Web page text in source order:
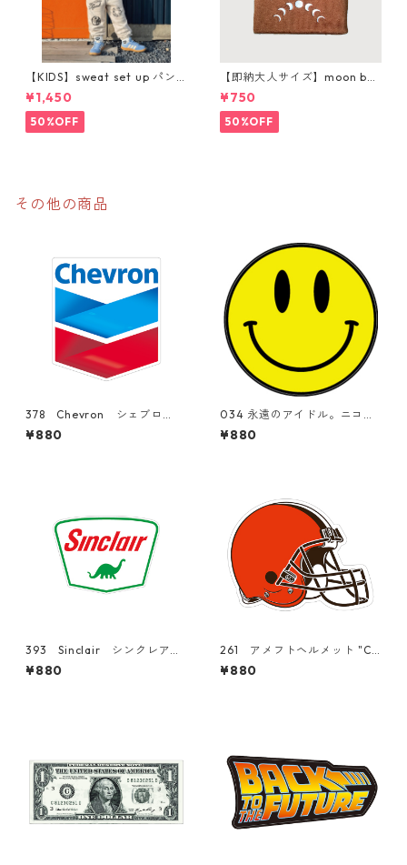
【KIDS】sweat set up パン
ツ購入ページ
¥1,450
50%OFF
【即納大人サイズ】moon bea
nie
¥750
50%OFF
その他の商品
378 Chevron シェブロ
ン "California Market Cent
er" アメリカンステッカー
¥880
034 永遠のアイドル。ニコち
ゃん。"California Market Ce
nter" アメリカンステッカ
¥880
393 Sinclair シンクレア
オイル "California Market
Center" アメリカンステッカ
¥880
261 アメフトヘルメット "Ca
lifornia Market Center" ア
メリカンステッカー スーツ
¥880